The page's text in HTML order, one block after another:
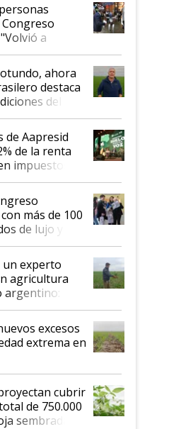
a
del
todo elahora
destaca
del
para invertir:
de Aapresid
de la renta
impuestos:
en
discutiendo
de hace 50
más de 100
de lujo y
un experto
agricultura
argentino:
excesos
extrema en
cubrir
de 750.000
sembradas